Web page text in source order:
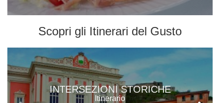
Scopri gli Itinerari del Gusto
INTERSEZIONI STORICHE
Itinerario